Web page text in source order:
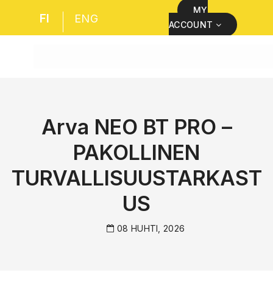
FI ENG
MY
ACCOUNT
Arva NEO BT PRO –
PAKOLLINEN
TURVALLISUUSTARKAST
US
08 HUHTI, 2026